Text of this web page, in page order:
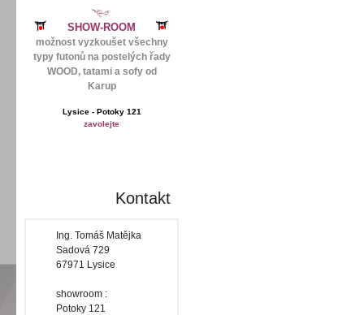
SHOW-ROOM
možnost vyzkoušet všechny
typy futonů na postelých řady
WOOD, tatami a sofy od
Karup
Lysice - Potoky 121
zavolejte
Kontakt
Ing. Tomáš Matějka
Sadová 729
67971 Lysice
showroom :
Potoky 121